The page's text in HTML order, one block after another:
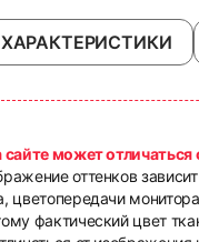
ХАРАКТЕРИСТИКИ
сайте может отличаться
оттенков зависит
цветопередачи
фактический цвет